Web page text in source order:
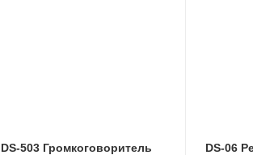
DS-503 Громкоговоритель
DS-06